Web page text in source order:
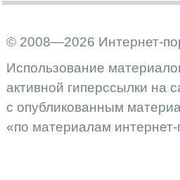
© 2008—2026 Интернет-
Использование
активной гиперссылки на
с опубликованным
«по материалам